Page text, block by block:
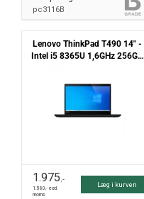
pc3116B
Lenovo ThinkPad T490 14" -
Intel i5 8365U 1,6GHz 256GB
1.975,-
1.580,- excl.
moms
Læg i kurven